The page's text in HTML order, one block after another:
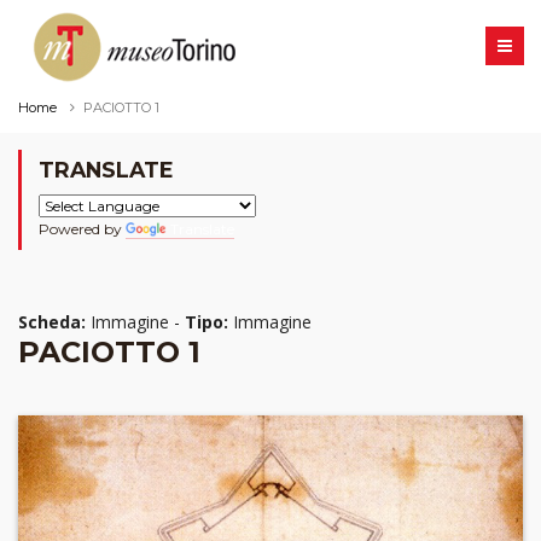
Home PACIOTTO 1
TRANSLATE
Powered by
Scheda: Immagine - Tipo: Immagine
PACIOTTO 1